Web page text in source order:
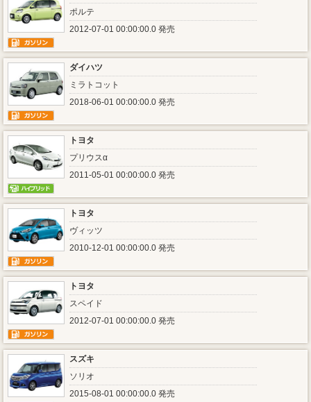
ポルテ
2012-07-01 00:00:00.0 発売
ダイハツ
ミラトコット
2018-06-01 00:00:00.0 発売
トヨタ
プリウスα
2011-05-01 00:00:00.0 発売
トヨタ
ヴィッツ
2010-12-01 00:00:00.0 発売
トヨタ
スペイド
2012-07-01 00:00:00.0 発売
スズキ
ソリオ
2015-08-01 00:00:00.0 発売